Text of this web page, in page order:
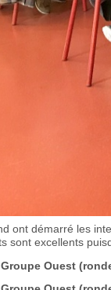
ont démarré les
sont excellents
Ouest